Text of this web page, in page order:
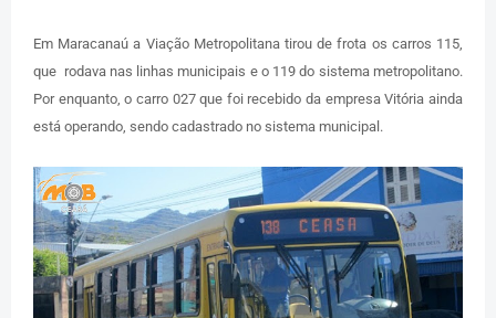
Em Maracanaú a Viação Metropolitana tirou de frota os carros 115,
que rodava nas linhas municipais e o 119 do sistema metropolitano.
Por enquanto, o carro 027 que foi recebido da empresa Vitória ainda
está operando, sendo cadastrado no sistema municipal.